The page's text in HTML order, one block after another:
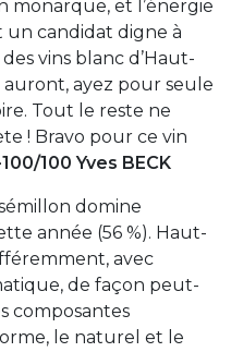
monarque, et l’énergie
un candidat digne à
vins blanc d’Haut-
ayez pour seule
Tout le reste ne
! Bravo pour ce vin
100 Yves BECK
domine
année (56 %). Haut-
avec
de façon peut-
composantes
le naturel et le